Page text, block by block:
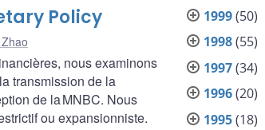
Policy
nous examinons
transmission de la
de la MNBC. Nous
ou expansionniste.
1999(50)
1998(55)
1997(34)
1996(20)
1995(18)